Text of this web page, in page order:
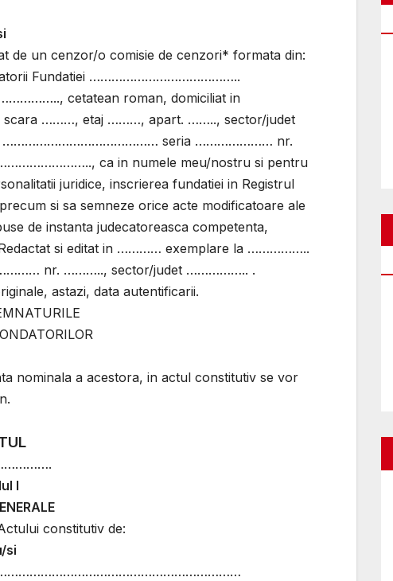
de un cenzor/o comisie de cenzori* formata din:
Fundatiei …………………………………..
cetatean roman, domiciliat in
………, etaj ………, apart. …….., sector/judet
…………………………………… seria ………………… nr.
ca in numele meu/nostru si pentru
juridice, inscrierea fundatiei in Registrul
si sa semneze orice acte modificatoare ale
de instanta judecatoreasca competenta,
Redactat si editat in ………… exemplare la ……………..
nr. ……….., sector/judet …………….. .
astazi, data autentificarii.
nominala a acestora, in actul constitutiv se vor
I
constitutiv de:
si